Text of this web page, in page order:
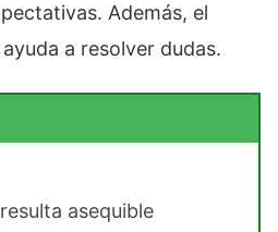
Además, el
a resolver dudas.
asequible